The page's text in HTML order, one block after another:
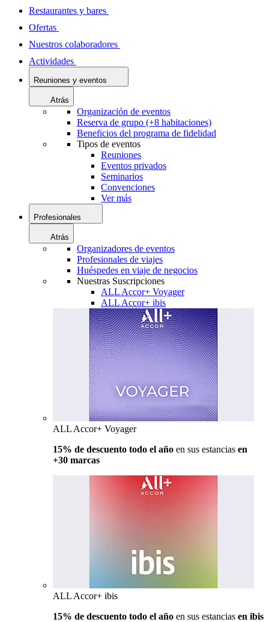
Restaurantes y bares
Ofertas
Nuestros colaboradores
Actividades
Reuniones y eventos
Atrás
Organización de eventos
Reserva de grupo (+8 habitaciones)
Beneficios del programa de fidelidad
Tipos de eventos
Reuniones
Eventos privados
Seminarios
Convenciones
Ver más
Profesionales
Atrás
Organizadores de eventos
Profesionales de viajes
Huéspedes en viaje de negocios
Nuestras Suscripciones
ALL Accor+ Voyager
ALL Accor+ ibis
ALL Accor+ Voyager
15% de descuento todo el año en sus estancias en
+30 marcas
ALL Accor+ ibis
15% de descuento todo el año en sus estancias en ibis